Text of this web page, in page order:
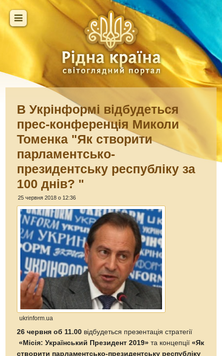
В Укрінформі відбудеться
прес-конференція Миколи
Томенка "Як створити
парламентсько-
президентську республіку за
100 днів? "
25 червня 2018 о 12:36
ukrinform.ua
26 червня об 11.00 відбудеться презентація стратегії
«Місія: Український Президент 2019»та концепції«Як
створити парламентсько-президентську республіку